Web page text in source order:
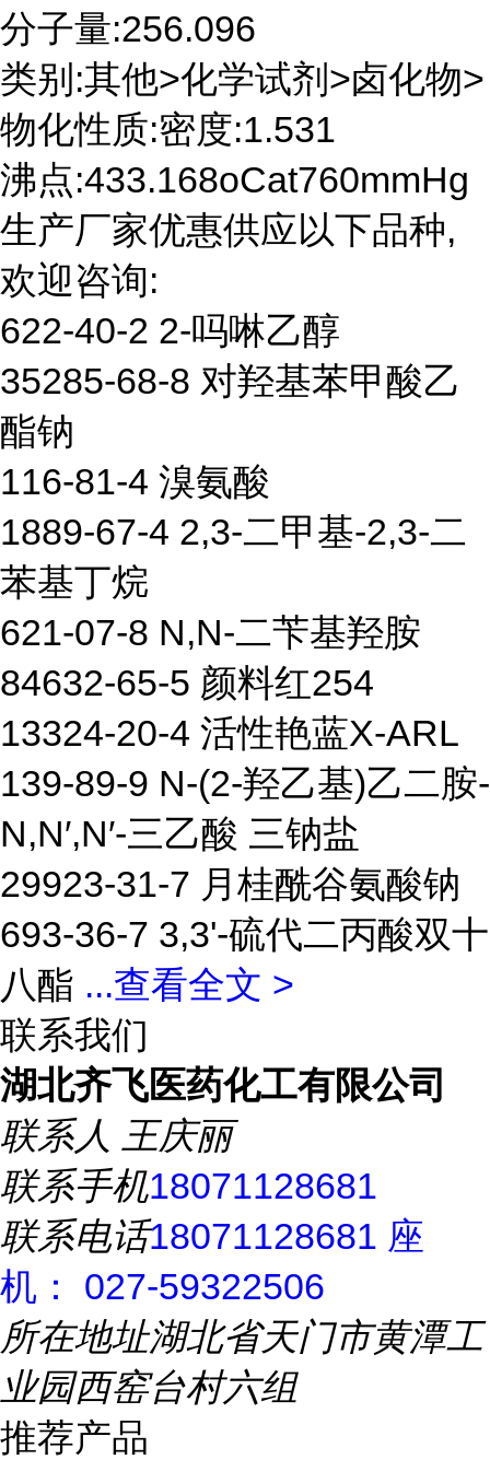
分子量:256.096
类别:其他>化学试剂>卤化物>
物化性质:密度:1.531
沸点:433.168oCat760mmHg
生产厂家优惠供应以下品种,
欢迎咨询:
622-40-2 2-吗啉乙醇
35285-68-8 对羟基苯甲酸乙
酯钠
116-81-4 溴氨酸
1889-67-4 2,3-二甲基-2,3-二
苯基丁烷
621-07-8 N,N-二苄基羟胺
84632-65-5 颜料红254
13324-20-4 活性艳蓝X-ARL
139-89-9 N-(2-羟乙基)乙二胺-
N,N′,N′-三乙酸 三钠盐
29923-31-7 月桂酰谷氨酸钠
693-36-7 3,3'-硫代二丙酸双十
八酯 ...查看全文 >
联系我们
湖北齐飞医药化工有限公司
联系人 王庆丽
联系手机18071128681
联系电话18071128681 座
机： 027-59322506
所在地址湖北省天门市黄潭工
业园西窑台村六组
推荐产品